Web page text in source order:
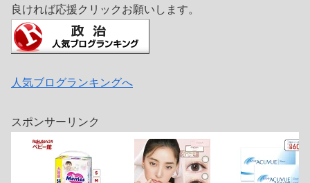
良ければ応援クリックお願いします。
人気ブログランキングへ
スポンサーリンク